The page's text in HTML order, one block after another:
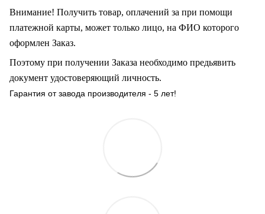
Внимание! Получить товар, оплачений за при помощи
платежной карты, может только лицо, на ФИО которого
оформлен Заказ.
Поэтому при получении Заказа необходимо предьявить
документ удостоверяющий личность.
Гарантия от завода производителя - 5 лет!